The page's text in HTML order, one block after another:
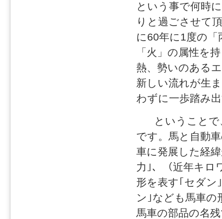
という事で何時
りと過ごさせて
に60年に1度の
「火」の属性を
熱、勢いのある
新しい流れが生
わずに一歩踏み
ということで
です。馬と自動
車に発展した経
力｣、（近年キロ
形を表す｢セダン
ン｣なども馬車の
馬車の部品の名